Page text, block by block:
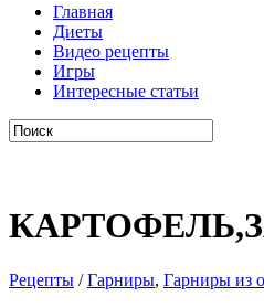
Главная
Диеты
Видео рецепты
Игры
Интересные статьи
Рецепты /Гарниры, Гарниры из